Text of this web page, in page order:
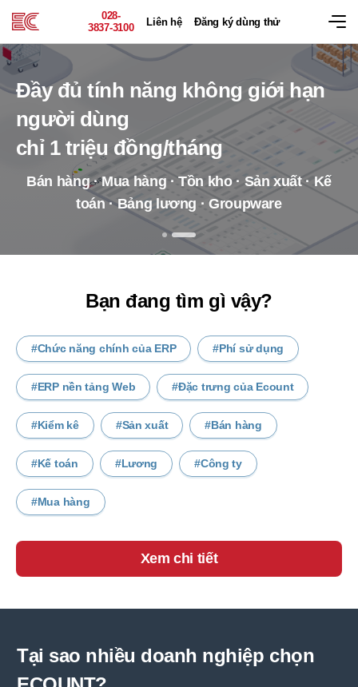
028-
3837-3100
Liên hệ Đăng ký dùng thử
ERP linh hoạt - ECOUNT
Tùy chỉnh Menu · Báo cáo · Tính năng theo ý
muốn
Đầy đủ tính năng không giới hạn
người dùng
chỉ 1 triệu đồng/tháng
Bán hàng · Mua hàng · Tồn kho · Sản xuất · Kế
toán · Bảng lương · Groupware
Bạn đang tìm gì vậy?
Chức năng chính của ERP Phí sử dụng
ERP nền tảng Web Đặc trưng của Ecount
Kiểm kê Sản xuất Bán hàng
Kế toán Lương Công ty
Mua hàng
Xem chi tiết
Tại sao nhiều doanh nghiệp chọn